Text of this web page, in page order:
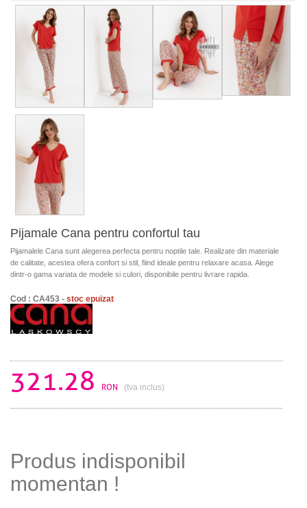
Pijamale Cana pentru confortul tau
Pijamalele Cana sunt alegerea perfecta pentru noptile tale. Realizate din materiale
de calitate, acestea ofera confort si stil, fiind ideale pentru relaxare acasa. Alege
dintr-o gama variata de modele si culori, disponibile pentru livrare rapida.
Cod : CA453 - stoc epuizat
321.28 RON (tva inclus)
Produs indisponibil
momentan !